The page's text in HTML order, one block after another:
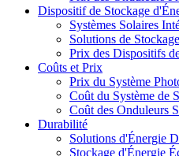
Dispositif de Stockage
Systèmes Solaires
Solutions de
Prix des Dispositifs
Coûts et Prix
Prix du Système
Coût du Système de
Coût des Onduleurs
Durabilité
Solutions d'Énergie
Stockage d'Énergie